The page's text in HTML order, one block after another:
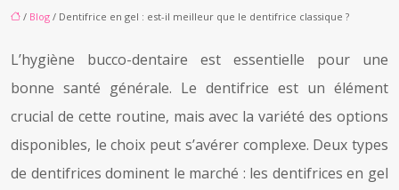
/ Blog / Dentifrice en gel : est-il meilleur que le dentifrice classique ?
L’hygiène bucco-dentaire est essentielle pour une
bonne santé générale. Le dentifrice est un élément
crucial de cette routine, mais avec la variété des options
disponibles, le choix peut s’avérer complexe. Deux types
de dentifrices dominent le marché : les dentifrices en gel